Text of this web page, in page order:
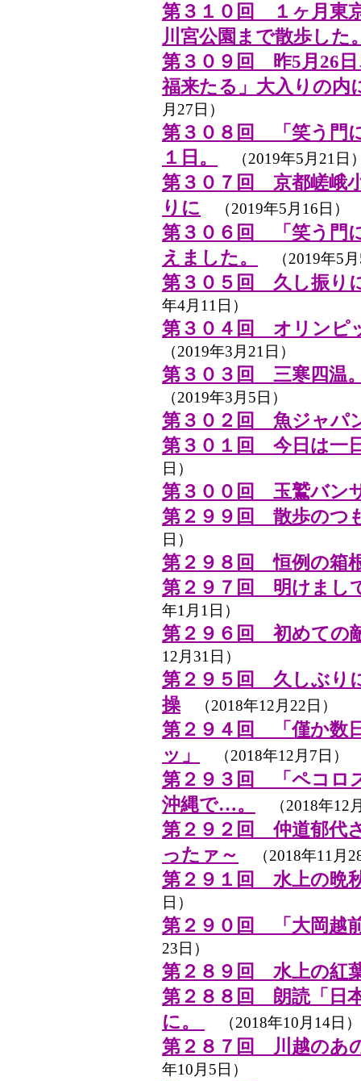
第３１０回 １ヶ月東
川宮公園まで散歩した
第３０９回 昨5月26日
福来たる」大入りの内
月27日）
第３０８回 「笑う門
１日。
（2019年5月21日
第３０７回 京都嵯峨
りに （2019年5月16日）
第３０６回 「笑う門
えました。
（2019年5
第３０５回 久し振り
年4月11日）
第３０４回 オリンピ
（2019年3月21日）
第３０３回 三寒四温
（2019年3月5日）
第３０２回 魚ジャパ
第３０１回 今日は一
日）
第３００回 玉鷲バン
第２９９回 散歩のつ
日）
第２９８回 恒例の箱
第２９７回 明けまし
年1月1日）
第２９６回 初めての
12月31日）
第２９５回 久しぶり
操 （2018年12月22日）
第２９４回 「僅か数
ッ」
（2018年12月7日）
第２９３回 「ペコロ
沖縄で…。
（2018年12
第２９２回 仲道郁代
ったァ～
（2018年11月
第２９１回 水上の晩
日）
第２９０回 「大岡越
23日）
第２８９回 水上の紅
第２８８回 朗読「日
に。
（2018年10月14日）
第２８７回 川越のあ
年10月5日）